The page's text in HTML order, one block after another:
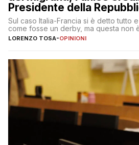
Presidente della
Sul caso Italia-Francia si è detto tutto
come fosse un derby, ma questa non
LORENZO TOSA-OPINIONI